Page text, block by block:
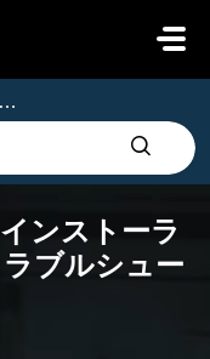
ンストーラ
ブルシュー